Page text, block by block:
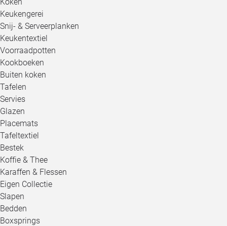
Keukengerei
Snij- & Serveerplanken
Keukentextiel
Voorraadpotten
Kookboeken
Buiten koken
Tafelen
Servies
Glazen
Placemats
Tafeltextiel
Bestek
Koffie & Thee
Karaffen & Flessen
Eigen Collectie
Slapen
Bedden
Boxsprings